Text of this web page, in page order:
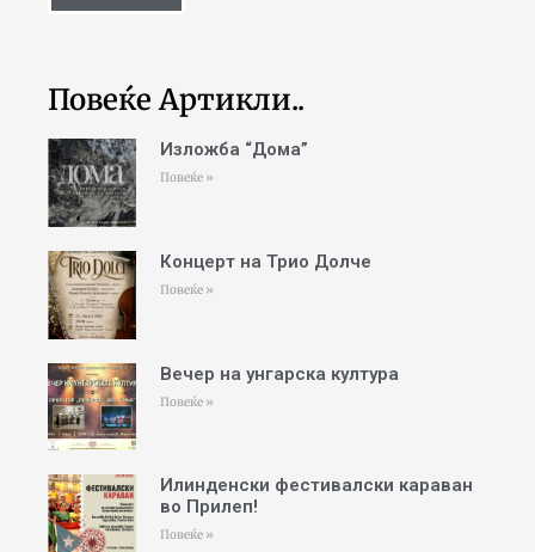
Повеќе Артикли..
Изложба “Дома”
Повеќе »
Концерт на Трио Долче
Повеќе »
Вечер на унгарска култура
Повеќе »
Илинденски фестивалски караван
во Прилеп!
Повеќе »